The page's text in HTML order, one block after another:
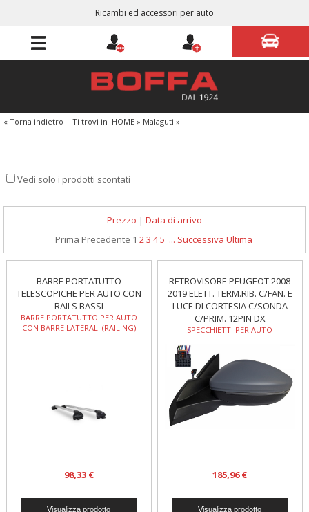
Ricambi ed accessori per auto
« Torna indietro | Ti trovi in HOME » Malaguti »
Vedi solo i prodotti scontati
Prezzo | Data di arrivo
Prima Precedente 1 23 45 ... Successiva Ultima
BARRE PORTATUTTO
TELESCOPICHE PER AUTO CON
RAILS BASSI
BARRE PORTATUTTO PER AUTO
CON BARRE LATERALI (RAILING)
98,33 €
RETROVISORE PEUGEOT 2008
2019 ELETT. TERM.RIB. C/FAN. E
LUCE DI CORTESIA C/SONDA
C/PRIM. 12PIN DX
SPECCHIETTI PER AUTO
185,96 €